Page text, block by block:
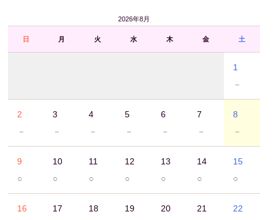
2026年8月
日 月 火 水 木 金 土
1
－
2
－
3
－
4
－
5
－
6
－
7
－
8
－
9
○
10
○
11
○
12
○
13
○
14
○
15
○
16
17
18
19
20
21
22